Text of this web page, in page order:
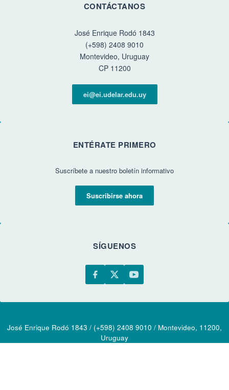
CONTÁCTANOS
José Enrique Rodó 1843
(+598) 2408 9010
Montevideo, Uruguay
CP 11200
ei@ei.udelar.edu.uy
ENTÉRATE PRIMERO
Suscríbete a nuestro boletín informativo
Suscribirse ahora
SÍGUENOS
José Enrique Rodó 1843 / (+598) 2408 9010 / Montevideo, 11200,
Uruguay